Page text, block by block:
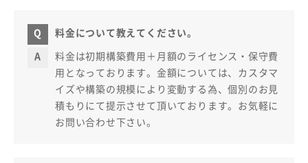
料金について教えてください。
料金は初期構築費用＋月額のライセンス・保守費
用となっております。金額については、カスタマ
イズや構築の規模により変動する為、個別のお見
積もりにて提示させて頂いております。お気軽に
お問い合わせ下さい。